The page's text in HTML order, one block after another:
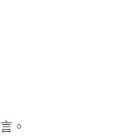
。